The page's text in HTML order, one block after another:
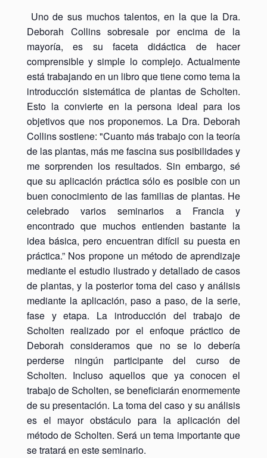
Uno de sus muchos talentos, en la que la Dra.
Deborah Collins sobresale por encima de la
mayoría, es su faceta didáctica de hacer
comprensible y simple lo complejo. Actualmente
está trabajando en un libro que tiene como tema la
introducción sistemática de plantas de Scholten.
Esto la convierte en la persona ideal para los
objetivos que nos proponemos. La Dra. Deborah
Collins sostiene: "Cuanto más trabajo con la teoría
de las plantas, más me fascina sus posibilidades y
me sorprenden los resultados. Sin embargo, sé
que su aplicación práctica sólo es posible con un
buen conocimiento de las familias de plantas. He
celebrado varios seminarios a Francia y
encontrado que muchos entienden bastante la
idea básica, pero encuentran difícil su puesta en
práctica.” Nos propone un método de aprendizaje
mediante el estudio ilustrado y detallado de casos
de plantas, y la posterior toma del caso y análisis
mediante la aplicación, paso a paso, de la serie,
fase y etapa. La introducción del trabajo de
Scholten realizado por el enfoque práctico de
Deborah consideramos que no se lo debería
perderse ningún participante del curso de
Scholten. Incluso aquellos que ya conocen el
trabajo de Scholten, se beneficiarán enormemente
de su presentación. La toma del caso y su análisis
es el mayor obstáculo para la aplicación del
método de Scholten. Será un tema importante que
se tratará en este seminario.